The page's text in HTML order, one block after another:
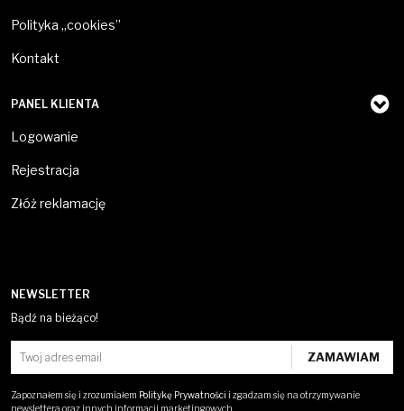
Polityka „cookies”
Kontakt
PANEL KLIENTA
Logowanie
Rejestracja
Złóż reklamację
NEWSLETTER
Bądź na bieżąco!
Zapoznałem się i zrozumiałem Politykę Prywatności i zgadzam się na otrzymywanie
newslettera oraz innych informacji marketingowych.